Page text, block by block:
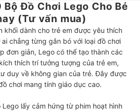
Đồ Chơi Lego Cho Bé
(Tư vấn mua)
khối dành cho trẻ em được yêu thích
chẳng từng gắn bó với loại đồ chơi
đơn giản, Lego có thể tạo thành các
thích trí tưởng tượng của trẻ em,
duy về không gian của trẻ. Đây được
chơi mang tính giáo dục cao.
Lego lấy cảm hứng từ phim hoạt hình